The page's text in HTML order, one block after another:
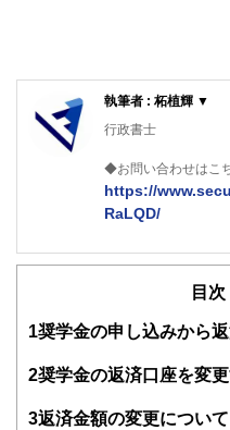
執筆者 : 柘植輝 ▼
行政書士
◆お問い合わせはこ
https://
RaLQD/
２級ファイナンシャ
活かして活動を始め
する傍ら、フリーラ
目次
1 奨学金の申し込みから
2奨学金の返済口座を変
3返済金額の変更について